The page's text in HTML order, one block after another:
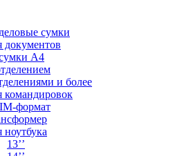
сумки
документов
А4
и более
командировок
формат
13’’